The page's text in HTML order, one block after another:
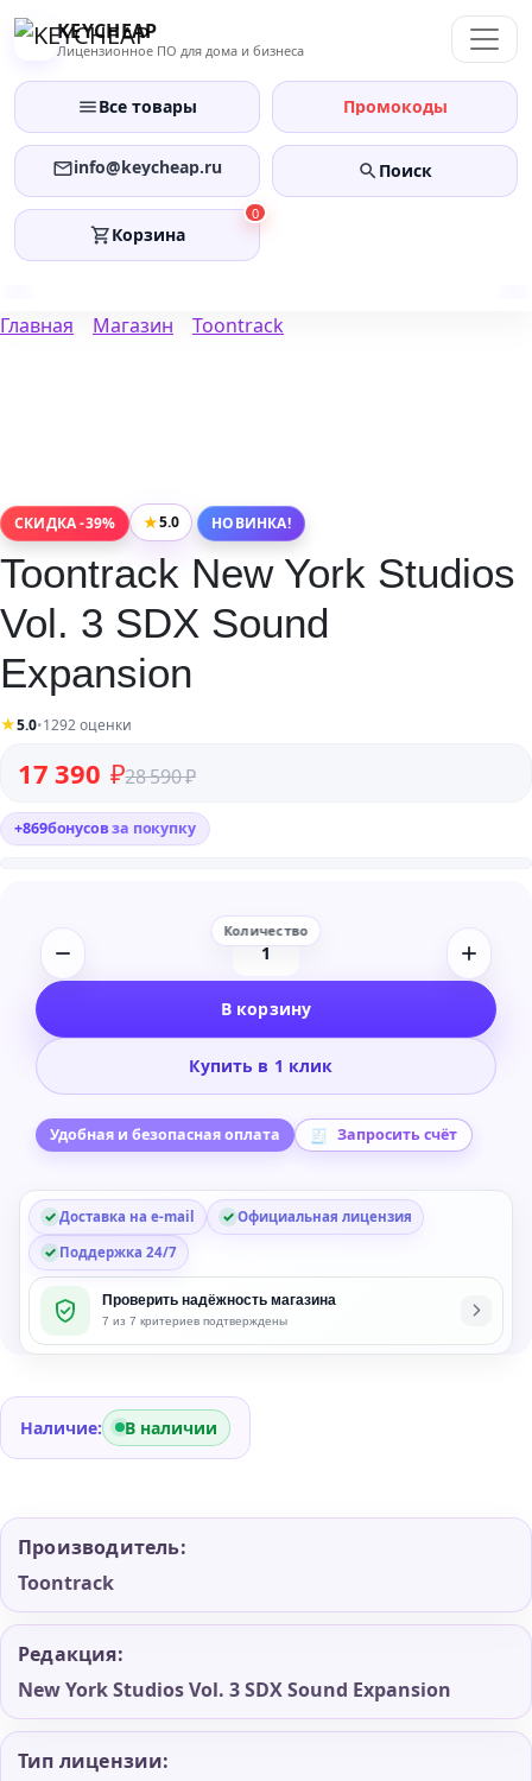
Перейти
KEYCHEAP
Лицензионное ПО для дома и бизнеса
Все товары Промокоды
info@keycheap.ru Поиск
0
Корзина
Главная Магазин Toontrack
СКИДКА -39% ★5.0 НОВИНКА!
Toontrack New York Studios
Vol. 3 SDX Sound
Expansion
★5.0•1292 оценки
28 590₽
Первоначальная цена составляла 28 590 ₽.
17 390 ₽
Текущая цена: 17 390 ₽.
+869бонусовза покупку
Количество
Toontrack
York
Vol.
SDX
Sound
В корзину
Купить в 1 клик
Удобная и безопасная оплата Запросить счёт
Доставка на e-mail
Официальная лицензия
Поддержка 24/7
Проверить надёжность магазина
7 из 7 критериев подтверждены
Наличие: В наличии
Производитель:
Toontrack
Редакция:
New York Studios Vol. 3 SDX Sound Expansion
Тип лицензии: